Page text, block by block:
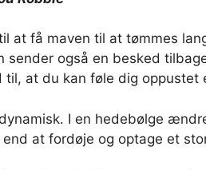
at få maven til at tømmes
også en besked
at du kan føle dig oppustet
I en hedebølge
at fordøje og optage et